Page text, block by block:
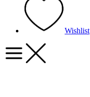
Wishlist